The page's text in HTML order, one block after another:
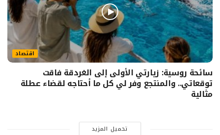
اقتصاد
سائحة روسية: زيارتي الأولى إلى الغردقة فاقت
توقعاتي.. والمنتجع وفر لي كل ما أحتاجه لقضاء عطلة
مثالية
تحميل المزيد